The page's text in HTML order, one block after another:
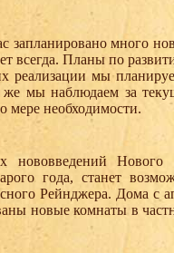
запланировано много
всегда. Планы по
реализации мы
мы наблюдаем за
мере необходимости.
нововведений Нового
года, станет
Рейнджера. Дома с
новые комнаты в